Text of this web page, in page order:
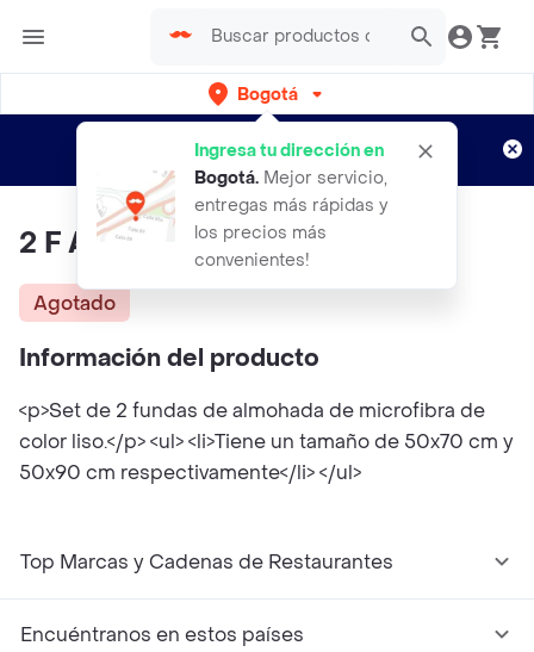
Bogotá
Ingresa tu dirección en
Bogotá. Mejor servicio,
entregas más rápidas y
los precios más
convenientes!
envíos gratis por semanas
Aplican TyC
2 F Alm Con Mic 50x70
Agotado
Información del producto
<p>Set de 2 fundas de almohada de microfibra de
color liso.</p> <ul> <li>Tiene un tamaño de 50x70 cm y
50x90 cm respectivamente</li> </ul>
Top Marcas y Cadenas de Restaurantes
Encuéntranos en estos países